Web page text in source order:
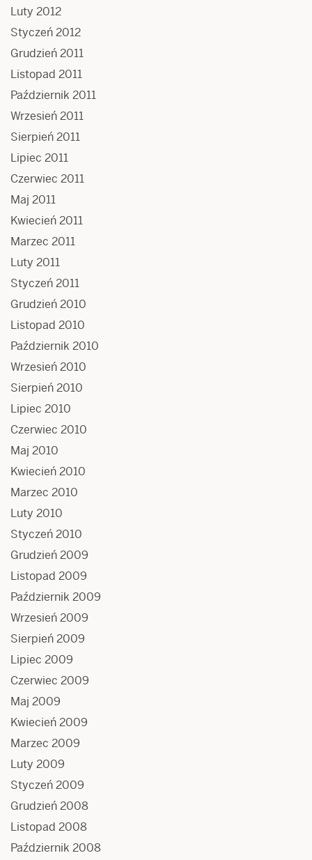
Luty 2012
Styczeń 2012
Grudzień 2011
Listopad 2011
Październik 2011
Wrzesień 2011
Sierpień 2011
Lipiec 2011
Czerwiec 2011
Maj 2011
Kwiecień 2011
Marzec 2011
Luty 2011
Styczeń 2011
Grudzień 2010
Listopad 2010
Październik 2010
Wrzesień 2010
Sierpień 2010
Lipiec 2010
Czerwiec 2010
Maj 2010
Kwiecień 2010
Marzec 2010
Luty 2010
Styczeń 2010
Grudzień 2009
Listopad 2009
Październik 2009
Wrzesień 2009
Sierpień 2009
Lipiec 2009
Czerwiec 2009
Maj 2009
Kwiecień 2009
Marzec 2009
Luty 2009
Styczeń 2009
Grudzień 2008
Listopad 2008
Październik 2008